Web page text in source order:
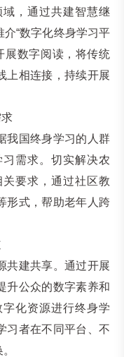
，通过共建智慧继
“数字化终身学习平
展数字阅读，将传统
上相连接，持续开展
我国终身学习的人群
需求。切实解决农
要求，通过社区教
形式，帮助老年人跨
共建共享。通过开展
升公众的数字素养和
化资源进行终身学
习者在不同平台、不